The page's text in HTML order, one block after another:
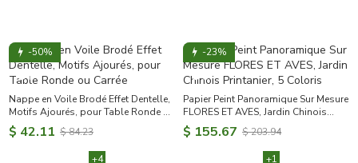
-50%
Nappe en Voile Brodé Effet Dentelle,
Motifs Ajourés, pour Table Ronde ou
Carrée
$ 42.11 $ 84.23
+4
-23%
Papier Peint Panoramique Sur Mesure
FLORES ET AVES, Jardin Chinois
Printanier, 5 Coloris
$ 155.67 $ 203.94
+1